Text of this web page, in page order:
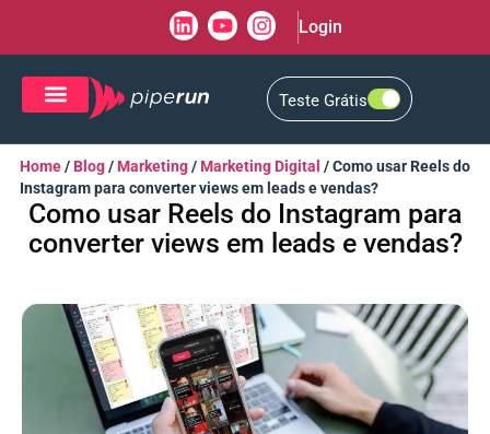
Login
Teste Grátis
Home/ Blog/ Marketing/ Marketing Digital /Como usar Reels do
Instagram para converter views em leads e vendas?
Como usar Reels do Instagram para
converter views em leads e vendas?